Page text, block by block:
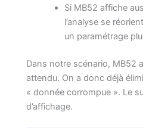
Si MB52 affiche
l’analyse se
un paramétrage
Dans notre scénario, MB52
attendu. On a donc déjà
« donnée corrompue ». Le
d’affichage.